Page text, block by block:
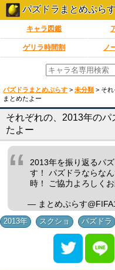
パズドラまとめぷら
キャラ図鑑
ゲリラ時間割 ノ
パズドラまとめぷらす > 未分類 > そ
まとめたよー
それぞれの、2013年の
たよー
2013年を振り返るパ
す！ パズドラならな
時！ ご協力よろしくお
— まとめぷらす
2013年
スクショ パズドラ